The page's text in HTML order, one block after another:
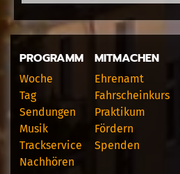
PROGRAMM
Woche
Tag
Sendungen
Musik
Trackservice
Nachhören
MITMACHEN
Ehrenamt
Fahrscheinkurs
Praktikum
Fördern
Spenden